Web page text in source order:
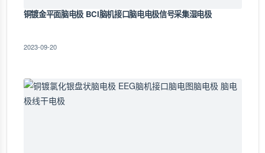
铜镀金平面脑电极 BCI脑机接口脑电电极信号采集湿电极
2023-09-20